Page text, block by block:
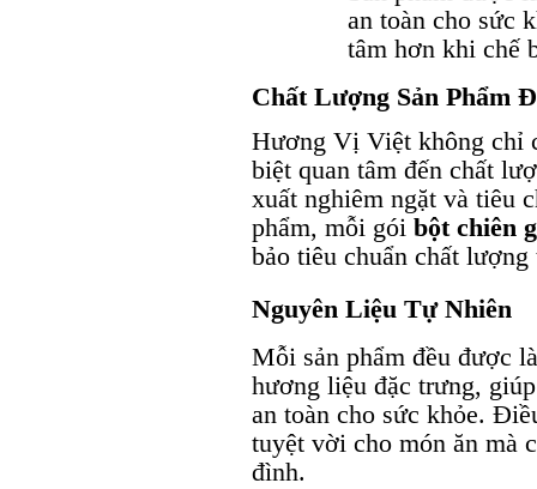
an toàn cho sức
tâm hơn khi chế
Chất Lượng Sản Phẩm
Hương Vị Việt không chỉ
biệt quan tâm đến chất
xuất nghiêm ngặt và tiêu
phẩm, mỗi gói bột chiên
bảo tiêu chuẩn chất lượng
Nguyên Liệu Tự Nhiên
Mỗi sản phẩm đều được
hương liệu đặc trưng,
an toàn cho sức khỏe.
tuyệt vời cho món ăn mà
đình.